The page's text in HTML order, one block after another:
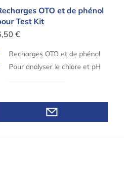
de phénol pour Test Kit
OTO et de phénol
Test Kit
€
Recharges OTO et de phénol
pour Test Kit
Pour analyser le chlore et pH